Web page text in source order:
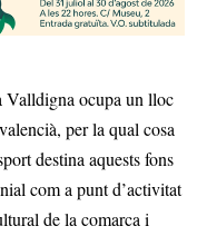
Valldigna ocupa un lloc
per la qual cosa
destina aquests fons
com a punt d’activitat
de la comarca i